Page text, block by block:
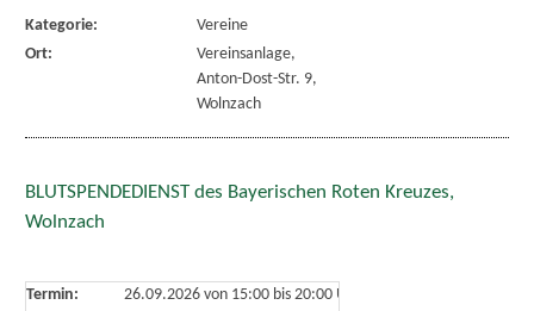
Kategorie:
Vereine
Ort:
Vereinsanlage,
Anton-Dost-Str. 9,
Wolnzach
BLUTSPENDEDIENST des Bayerischen Roten Kreuzes,
Wolnzach
Termin: 26.09.2026 von 15:00bis 20:00 Uhr